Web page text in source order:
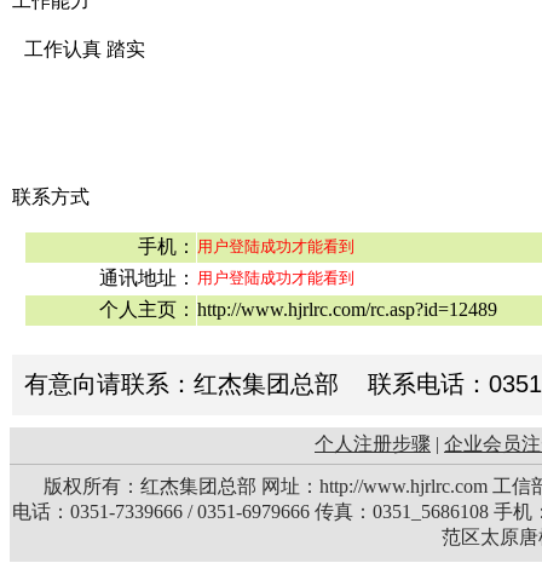
工作认真 踏实
联系方式
手机： 用户登陆成功才能看到
通讯地址： 用户登陆成功才能看到
个人主页： http://www.hjrlrc.com/rc.asp?id=12489
有意向请联系：红杰集团总部 联系电话：
个人注册步骤 | 企业会员
版权所有：红杰集团总部 网址：http://www.hjrlrc.com 工信
电话：0351-7339666 / 0351-6979666 传真：0351_5686108 手
范区太原